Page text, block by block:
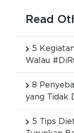
Read
5
Walau
8
yang Tidak
5 Tips